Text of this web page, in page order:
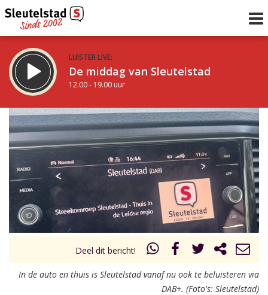
LUISTER LIVE:
De middag van Sleutelstad
12.00 - 19.00 uur
STRAKS:
De avond van Sleutelstad
19.00 - 22.00 uur
Vorig uur
uur 1 van 0 Volgend uur
Deel dit bericht!
In de auto en thuis is Sleutelstad vanaf nu ook te beluisteren via
DAB+. (Foto's: Sleutelstad)